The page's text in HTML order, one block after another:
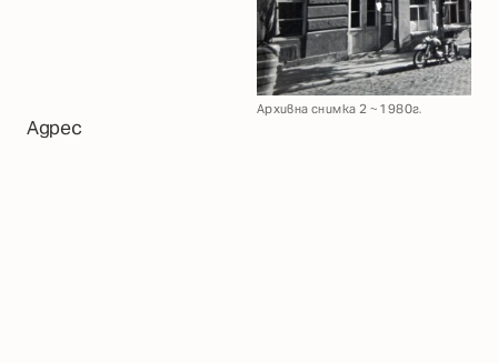
Архивна снимка 2 ~ 1980г.
Адрес